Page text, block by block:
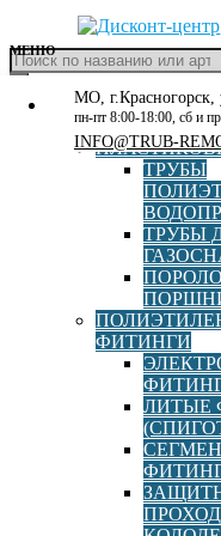
Поиск
товаров
МЕНЮ
КАТАЛОГ
ТРУБЫ
ТРУБЫ
ФИТИНГИ
ЛИТЫЕ
МО, г.Красногорск,
пн-пт 8:00-18:00, сб и
INFO@TRUB-
Главная »Каталог»
гидранты»Пожарный
чугунный (Синий)
Пожарный
подземный
чугунный